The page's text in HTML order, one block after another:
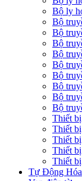
Bộ ly
Bộ
Bộ
Bộ
Bộ
Bộ
Bộ
Bộ
Bộ
Bộ
Thiết
Thiết
Thiết
Thiết
Thiết
Tự Động Hóa